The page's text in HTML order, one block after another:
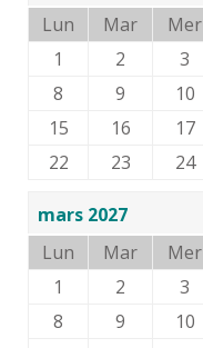
Lun
Mar Mer
1
2 3
8
9 10
15
16 17
22
23 24
mars 2027
Lun
Mar Mer
1
2 3
8
9 10